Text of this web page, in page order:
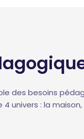
des besoins
univers : la maison,